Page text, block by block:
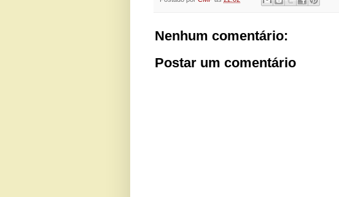
Nenhum comentário:
Postar um comentário